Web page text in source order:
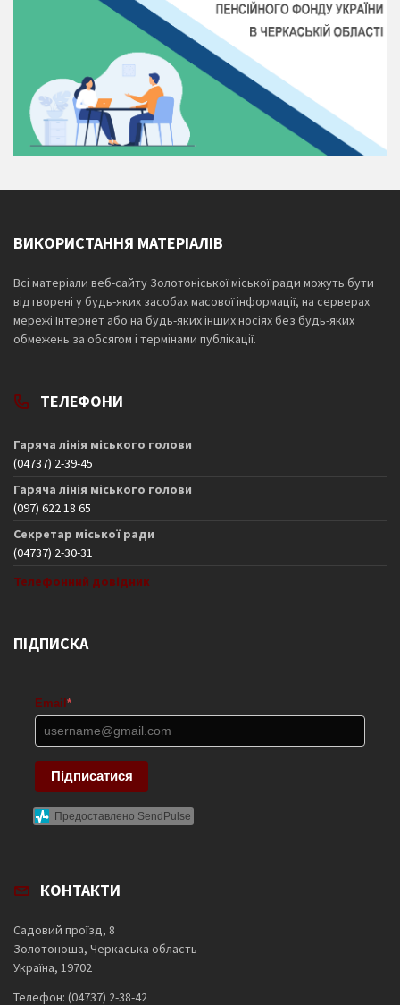
ВИКОРИСТАННЯ МАТЕРІАЛІВ
Всі матеріали веб-сайту Золотоніської міської ради можуть бути
відтворені у будь-яких засобах масової інформації, на серверах
мережі Інтернет або на будь-яких інших носіях без будь-яких
обмежень за обсягом і термінами публікації.
ТЕЛЕФОНИ
Гаряча лінія міського голови
(04737) 2-39-45
Гаряча лінія міського голови
(097) 622 18 65
Секретар міської ради
(04737) 2-30-31
Телефонний довідник
ПІДПИСКА
Email *
Підписатися
Предоставлено SendPulse
КОНТАКТИ
Садовий проїзд, 8
Золотоноша, Черкаська область
Україна, 19702
Телефон: (04737) 2-38-42